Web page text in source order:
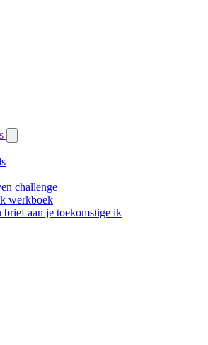
challenge
werkboek
brief aan je toekomstige ik